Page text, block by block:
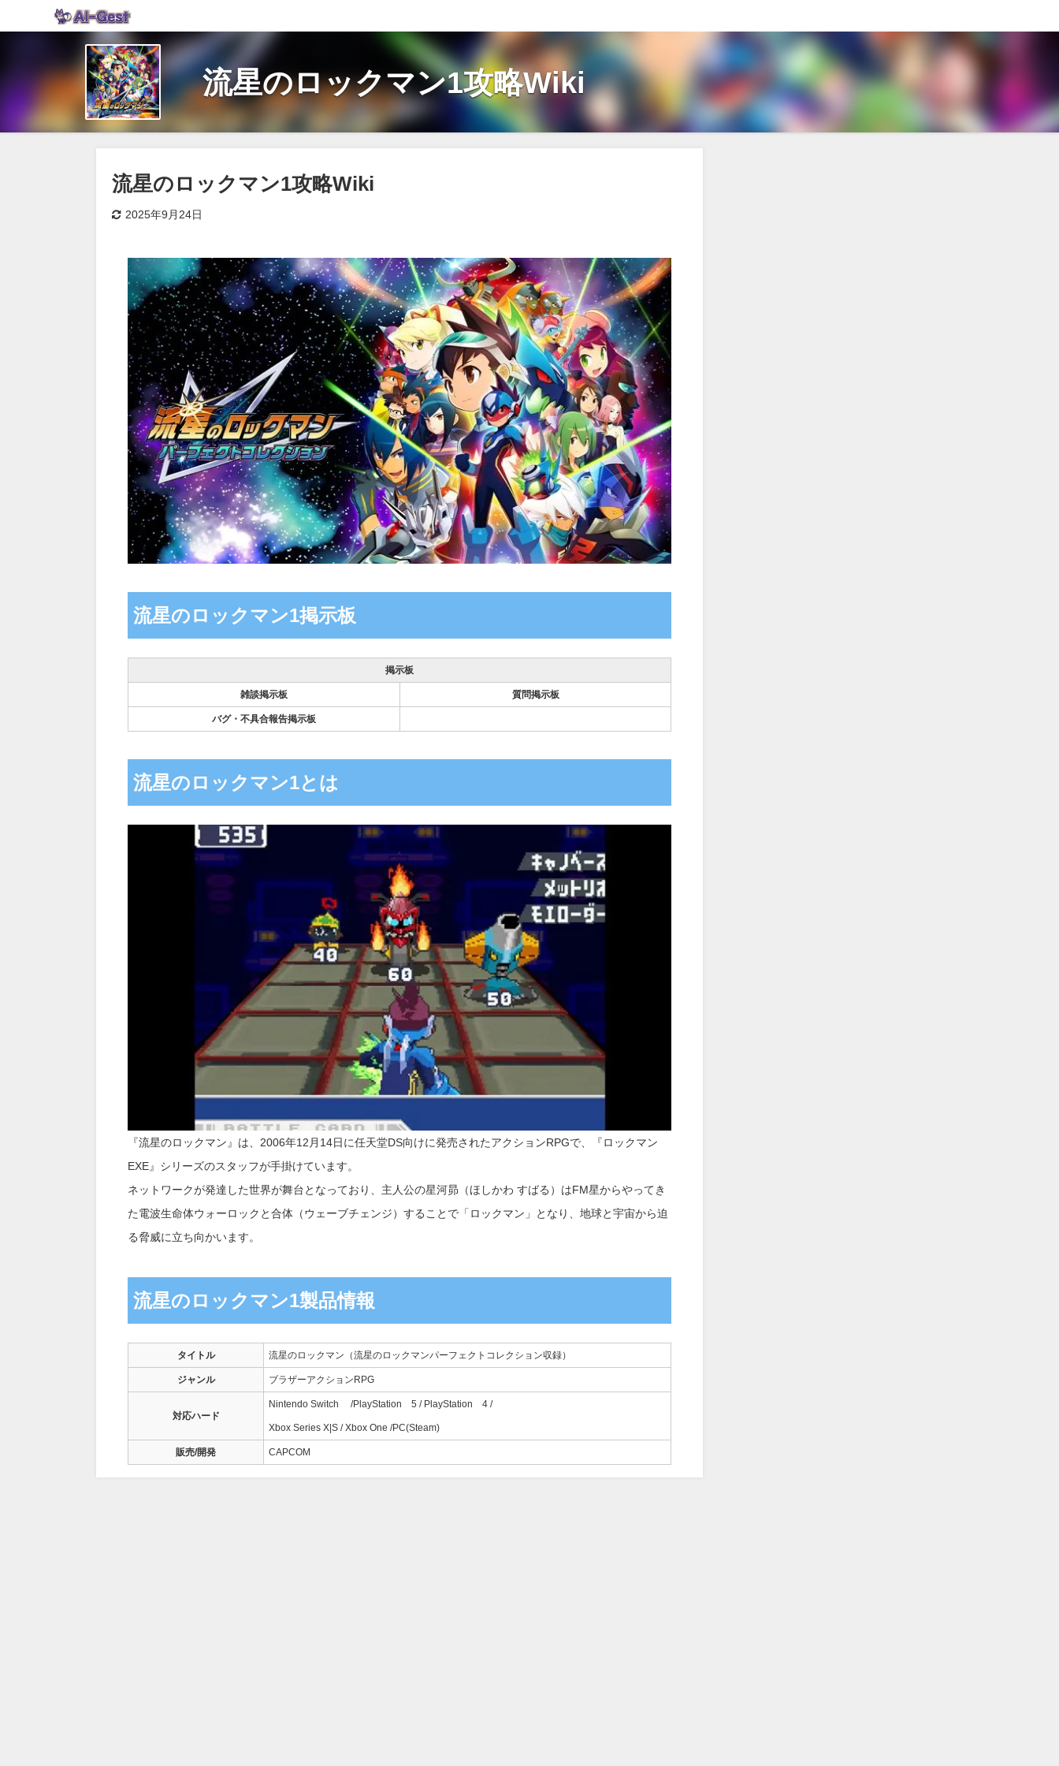
流星のロックマン1攻略Wiki
流星のロックマン1攻略Wiki
2025年9月24日
流星のロックマン1掲示板
掲示板
雑談掲示板 質問掲示板
バグ・不具合報告掲示板
流星のロックマン1とは
『流星のロックマン』は、2006年12月14日に任天堂DS向けに発売されたアクションRPGで、『ロックマン
EXE』シリーズのスタッフが手掛けています。
ネットワークが発達した世界が舞台となっており、主人公の星河昴（ほしかわ すばる）はFM星からやってき
た電波生命体ウォーロックと合体（ウェーブチェンジ）することで「ロックマン」となり、地球と宇宙から迫
る脅威に立ち向かいます。
流星のロックマン1製品情報
タイトル 流星のロックマン（流星のロックマンパーフェクトコレクション収録）
ジャンル ブラザーアクションRPG
対応ハード
Nintendo Switch™ /PlayStation®5 / PlayStation®4 /
Xbox Series X|S / Xbox One /PC(Steam)
販売/開発 CAPCOM